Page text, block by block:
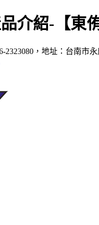
介紹-【東
，地址：台南市永